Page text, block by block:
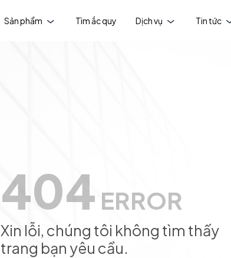
Sản phẩm Tìm ắc quy Dịch vụ Tin tức
404 ERROR
Xin lỗi, chúng tôi không tìm thấy
trang bạn yêu cầu.